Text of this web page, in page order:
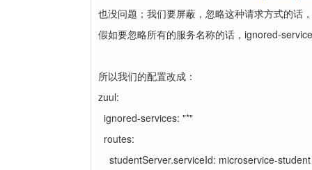
也没问题；我们要屏蔽，忽略这种请求方式的话
假如要忽略所有的服务名称的话，ignored-
所以我们的配置改成：
zuul:
ignored-services: "*"
routes:
studentServer.serviceId: microservice-student